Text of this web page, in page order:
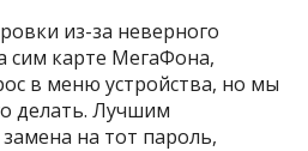
из-за неверного
сим карте МегаФона,
в меню устройства, но мы
делать. Лучшим
на тот пароль,